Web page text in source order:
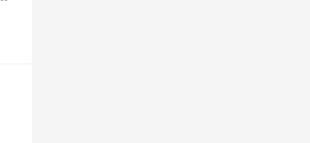
于